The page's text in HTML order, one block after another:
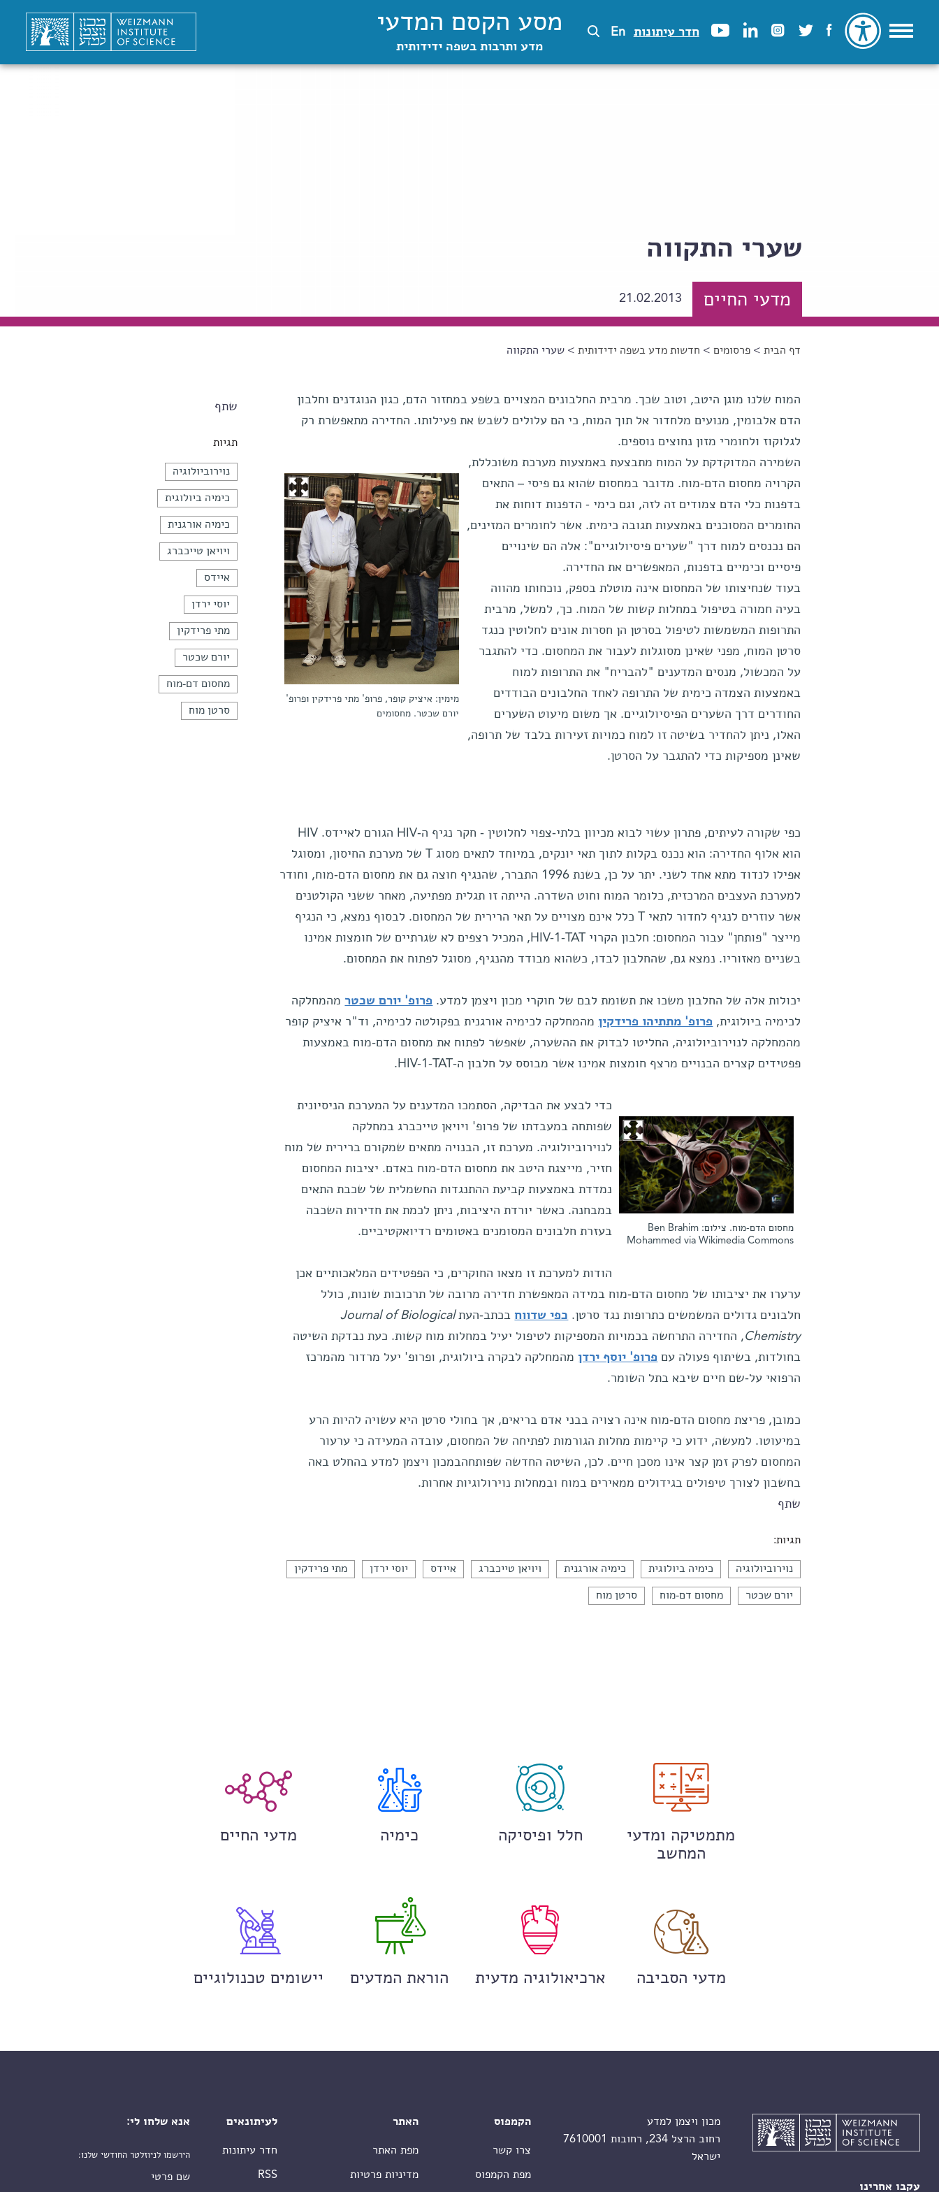
חדר עיתונות En מסע הקסם המדעי
מדע ותרבות בשפה ידידותית
שערי התקווה
מדעי החיים 21.02.2013
הינך נמצא כאן
דף הבית >פרסומים > חדשות מדע בשפה ידידותית > שערי התקווה
שתף
תגיות
נוירוביולוגיה
כימיה ביולוגית
כימיה אורגנית
ויויאן טייכברג
איידס
יוסי ירדן
מתי פרידקין
יורם שכטר
מחסום דם-מוח
סרטן מוח
המוח שלנו מוגן היטב, וטוב שכך. מרבית החלבונים המצויים בשפע במחזור הדם, כגון הנוגדנים וחלבון
הדם אלבומין, מנועים מלחדור אל תוך המוח, כי הם עלולים לשבש את פעילותו. החדירה מתאפשרת רק
לגלוקוז ולחומרי מזון נחוצים נוספים.
מימין: איציק קופר, פרופ' מתי פרידקין ופרופ'
יורם שכטר. מחסומים
השמירה המדוקדקת על המוח מתבצעת באמצעות מערכת משוכללת,
הקרויה מחסום הדם-מוח. מדובר במחסום שהוא גם פיסי – התאים
בדפנות כלי הדם צמודים זה לזה, וגם כימי - הדפנות דוחות את
החומרים המסוכנים באמצעות תגובה כימית. אשר לחומרים המזינים,
הם נכנסים למוח דרך "שערים פיסיולוגיים": אלה הם שינויים
פיסיים וכימיים בדפנות, המאפשרים את החדירה.
בעוד שנחיצותו של המחסום אינה מוטלת בספק, נוכחותו מהווה
בעיה חמורה בטיפול במחלות קשות של המוח. כך, למשל, מרבית
התרופות המשמשות לטיפול בסרטן הן חסרות אונים לחלוטין כנגד
סרטן המוח, מפני שאינן מסוגלות לעבור את המחסום. כדי להתגבר
על המכשול, מנסים המדענים "להבריח" את התרופות למוח
באמצעות הצמדה כימית של התרופה לאחד החלבונים הבודדים
החודרים דרך השערים הפיסיולוגיים. אך משום מיעוט השערים
האלו, ניתן להחדיר בשיטה זו למוח כמויות זעירות בלבד של תרופה,
שאינן מספיקות כדי להתגבר על הסרטן.
כפי שקורה לעיתים, פתרון עשוי לבוא מכיוון בלתי-צפוי לחלוטין - חקר נגיף ה-HIV הגורם לאיידס. HIV
הוא אלוף החדירה: הוא נכנס בקלות לתוך תאי יונקים, במיוחד לתאים מסוג T של מערכת החיסון, ומסוגל
אפילו לנדוד מתא אחד לשני. יתר על כן, בשנת 1996 התברר, שהנגיף חוצה גם את מחסום הדם-מוח, וחודר
למערכת העצבים המרכזית, כלומר המוח וחוט השדרה. הייתה זו תגלית מפתיעה, מאחר ששני הקולטנים
אשר עוזרים לנגיף לחדור לתאי T כלל אינם מצויים על תאי הרירית של המחסום. לבסוף נמצא, כי הנגיף
מייצר "פותחן" עבור המחסום: חלבון הקרוי HIV-1-TAT, המכיל רצפים לא שגרתיים של חומצות אמינו
בשניים מאזוריו. נמצא גם, שהחלבון לבדו, כשהוא מבודד מהנגיף, מסוגל לפתוח את המחסום.
יכולות אלה של החלבון משכו את תשומת לבם של חוקרי מכון ויצמן למדע. פרופ' יורם שכטר מהמחלקה
לכימיה ביולוגית, פרופ' מתתיהו פרידקין מהמחלקה לכימיה אורגנית בפקולטה לכימיה, וד"ר איציק קופר
מהמחלקה לנוירוביולוגיה, החליטו לבדוק את ההשערה, שאפשר לפתוח את מחסום הדם-מוח באמצעות
פפטידים קצרים הבנויים מרצף חומצות אמינו אשר מבוסס על חלבון ה-HIV-1-TAT.
מחסום הדם-מוח. צילום: Ben Brahim
Mohammed via Wikimedia Commons
כדי לבצע את הבדיקה, הסתמכו המדענים על המערכת הניסיונית
שפותחה במעבדתו של פרופ' ויויאן טייכברג במחלקה
לנוירוביולוגיה. מערכת זו, הבנויה מתאים שמקורם ברירית של מוח
חזיר, מייצגת היטב את מחסום הדם-מוח באדם. יציבות המחסום
נמדדת באמצעות קביעת ההתנגדות החשמלית של שכבת התאים
במבחנה. כאשר יורדת היציבות, ניתן לכמת את חדירות השכבה
בעזרת חלבונים המסומנים באטומים רדיואקטיביים.
הודות למערכת זו מצאו החוקרים, כי הפפטידים המלאכותיים אכן
ערערו את יציבותו של מחסום הדם-מוח במידה המאפשרת חדירה מרובה של תרכובות שונות, כולל
חלבונים גדולים המשמשים כתרופות נגד סרטן. כפי שדווחבכתב-העתJournal of Biological
Chemistry, החדירה התרחשה בכמויות המספיקות לטיפול יעיל במחלות מוח קשות. כעת נבדקת השיטה
בחולדות, בשיתוף פעולה עם פרופ' יוסף ירדן מהמחלקה לבקרה ביולוגית, ופרופ' יעל מרדור מהמרכז
הרפואי על-שם חיים שיבא בתל השומר.
כמובן, פריצת מחסום הדם-מוח אינה רצויה בבני אדם בריאים, אך בחולי סרטן היא עשויה להיות הרע
במיעוטו. למעשה, ידוע כי קיימות מחלות הגורמות לפתיחה של המחסום, עובדה המעידה כי ערעור
המחסום לפרק זמן קצר אינו מסכן חיים. לכן, השיטה החדשה שפותחהבמכון ויצמן למדע בהחלט באה
בחשבון לצורך טיפולים בגידולים ממאירים במוח ובמחלות נוירולוגיות אחרות.
שתף
תגיות:
נוירוביולוגיה כימיה ביולוגית כימיה אורגנית ויויאן טייכברג איידס יוסי ירדן מתי פרידקין
יורם שכטר מחסום דם-מוח סרטן מוח
מתמטיקה ומדעי
המחשב
חלל ופיסיקה כימיה מדעי החיים
מדעי הסביבה ארכיאולוגיה מדעית הוראת המדעים יישומים טכנולוגיים
עקבו אחרינו
מכון ויצמן למדע
רחוב הרצל 234, רחובות 7610001
ישראל
הקמפוס
צרו קשר
מפת הקמפוס
האתר
מפת האתר
מדיניות פרטיות
לעיתונאים
חדר עיתונות
RSS
אנא שלחו לי:
הירשמו לניוזלטר החודשי שלנו: